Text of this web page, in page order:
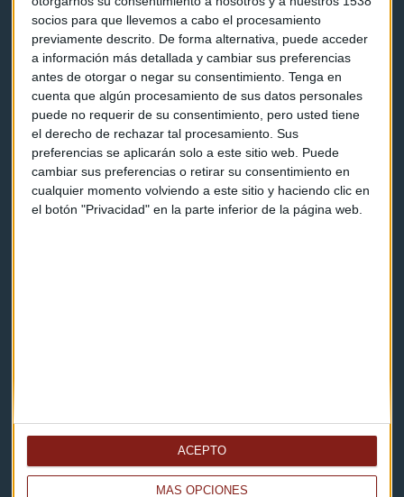
socios para que llevemos a cabo el procesamiento
previamente descrito. De forma alternativa, puede acceder
a información más detallada y cambiar sus preferencias
antes de otorgar o negar su consentimiento. Tenga en
cuenta que algún procesamiento de sus datos personales
puede no requerir de su consentimiento, pero usted tiene
el derecho de rechazar tal procesamiento. Sus
preferencias se aplicarán solo a este sitio web. Puede
cambiar sus preferencias o retirar su consentimiento en
cualquier momento volviendo a este sitio y haciendo clic en
el botón "Privacidad" en la parte inferior de la página web.
MÁS OPCIONES
ACEPTO
Eventos
Consultorios
Programas y podcasts
Contacto & Legal
Contacto
Cómo escucharnos